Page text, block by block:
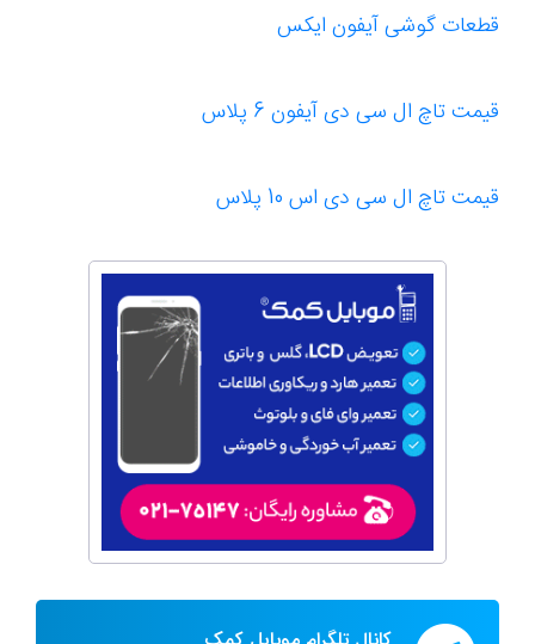
قطعات گوشی آیفون ایکس
قیمت تاچ ال سی دی آیفون 6 پلاس
قیمت تاچ ال سی دی اس 10 پلاس